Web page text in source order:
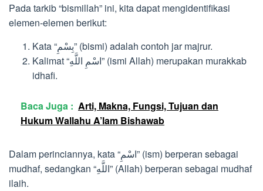
Pada tarkib “bismillah” ini, kita dapat mengidentifikasi
elemen-elemen berikut:
Kata “بِسْمِ” (bismi) adalah contoh jar majrur.
Kalimat “اسْمِ اللَّهِ” (ismi Allah) merupakan murakkab
idhafi.
Baca Juga : Arti, Makna, Fungsi, Tujuan dan
Hukum Wallahu A’lam Bishawab
Dalam perinciannya, kata “اسْمِ” (ism) berperan sebagai
mudhaf, sedangkan “اللَّهِ” (Allah) berperan sebagai mudhaf
ilaih.